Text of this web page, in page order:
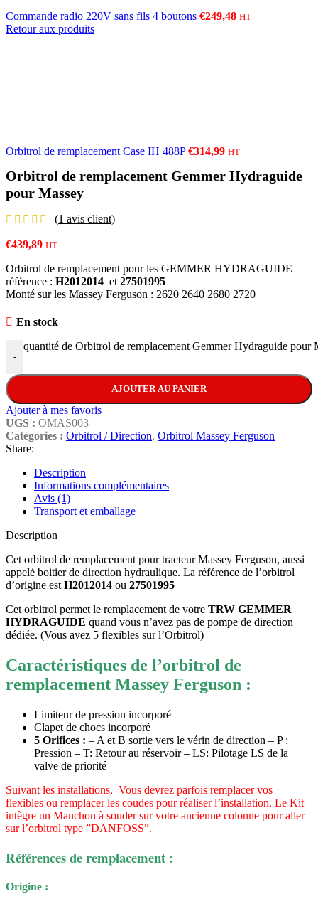
Commande radio 220V sans fils 4 boutons €249,48 HT
Retour aux produits
Orbitrol de remplacement Case IH 488P€314,99 HT
Orbitrol de remplacement Gemmer Hydraguide
pour Massey
(1 avis client)
€439,89 HT
Orbitrol de remplacement pour les GEMMER HYDRAGUIDE
référence : H2012014 et 27501995
Monté sur les Massey Ferguson : 2620 2640 2680 2720
En stock
-
quantité de Orbitrol de remplacement Gemmer Hydraguide pour
AJOUTER AU PANIER
Ajouter à mes favoris
UGS : OMAS003
Catégories : Orbitrol / Direction, Orbitrol Massey Ferguson
Share:
Description
Informations complémentaires
Avis (1)
Transport et emballage
Description
Cet orbitrol de remplacement pour tracteur Massey Ferguson, aussi
appelé boitier de direction hydraulique. La référence de l’orbitrol
d’origine est H2012014 ou 27501995
Cet orbitrol permet le remplacement de votre TRW GEMMER
HYDRAGUIDE quand vous n’avez pas de pompe de direction
dédiée. (Vous avez 5 flexibles sur l’Orbitrol)
Caractéristiques de l’orbitrol de
remplacement Massey Ferguson :
Limiteur de pression incorporé
Clapet de chocs incorporé
5 Orifices : – A et B sortie vers le vérin de direction – P :
Pression – T: Retour au réservoir – LS: Pilotage LS de la
valve de priorité
Suivant les installations, Vous devrez parfois remplacer vos
flexibles ou remplacer les coudes pour réaliser l’installation. Le Kit
intègre un Manchon à souder sur votre ancienne colonne pour aller
sur l’orbitrol type ”DANFOSS”.
Références de remplacement :
Origine :